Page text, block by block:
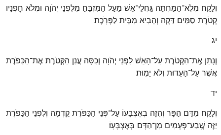
וְלָקַח מְלֹֽא־הַמַּחְתָּה גַּֽחֲלֵי־אֵשׁ מֵעַל הַמִּזְבֵּחַ מִלִּפְנֵי יְהֹוָה וּמְלֹא חׇפְנָיו
קְטֹרֶת סַמִּים דַּקָּה וְהֵבִיא מִבֵּית לַפָּרֹֽכֶת׃
יג
וְנָתַן אֶֽת־הַקְּטֹרֶת עַל־הָאֵשׁ לִפְנֵי יְהֹוָה וְכִסָּה עֲנַן הַקְּטֹרֶת אֶת־הַכַּפֹּרֶת
אֲשֶׁר עַל־הָעֵדוּת וְלֹא יָמֽוּת׃
יד
וְלָקַח מִדַּם הַפָּר וְהִזָּה בְאֶצְבָּעוֹ עַל־פְּנֵי הַכַּפֹּרֶת קֵדְמָה וְלִפְנֵי הַכַּפֹּרֶת
יַזֶּה שֶֽׁבַע־פְּעָמִים מִן־הַדָּם בְּאֶצְבָּעֽוֹ׃